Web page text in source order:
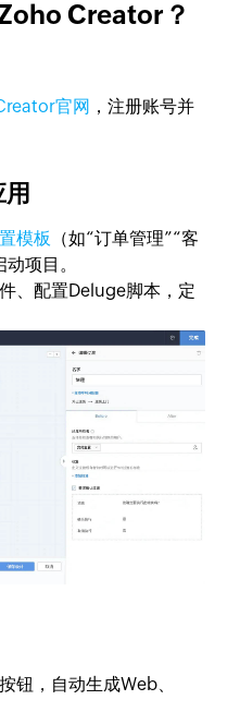
Creator？
官网 ，注册账号并
模板
（如“订单管理”“客
项目。
、配置Deluge脚本，定
钮，自动生成Web、